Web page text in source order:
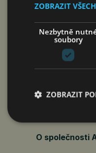
plánování
uživatelům
pomáhá
pobočky,
lokalizaci,
O společnosti
ZOBRAZIT
Nezbytně
soubory
ZOBRAZIT